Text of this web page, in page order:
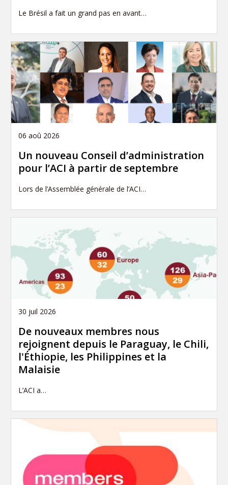
Le Brésil a fait un grand pas en avant…
06 aoû 2026
Un nouveau Conseil d’administration
pour l’ACI à partir de septembre
Lors de l’Assemblée générale de l’ACI…
30 juil 2026
De nouveaux membres nous
rejoignent depuis le Paraguay, le Chili,
l'Éthiopie, les Philippines et la
Malaisie
L’ACI a…